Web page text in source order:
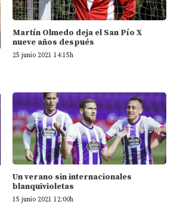
Martín Olmedo deja el San Pío X
nueve años después
25 junio 2021 14:15h
Un verano sin internacionales
blanquivioletas
15 junio 2021 12:00h